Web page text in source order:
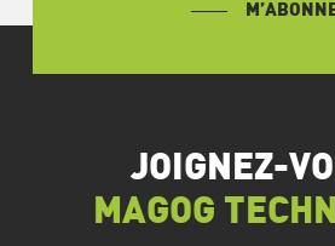
JOIGNEZ-
MAGOG